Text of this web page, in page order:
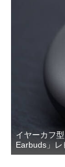
イヤーカフ
Earbuds」レ